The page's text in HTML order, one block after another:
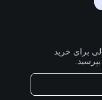
هر سوالی برای خرید